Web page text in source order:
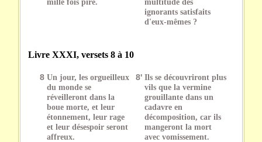
ignorants satisfaits
d'eux-mêmes ?
Livre XXXI, versets 8 à 10
8 Un jour, les orgueilleux
du monde se
réveilleront dans la
boue morte, et leur
étonnement, leur rage
et leur désespoir seront
affreux.
8' Ils se découvriront plus
vils que la vermine
grouillante dans un
cadavre en
décomposition, car ils
mangeront la mort
avec vomissement.